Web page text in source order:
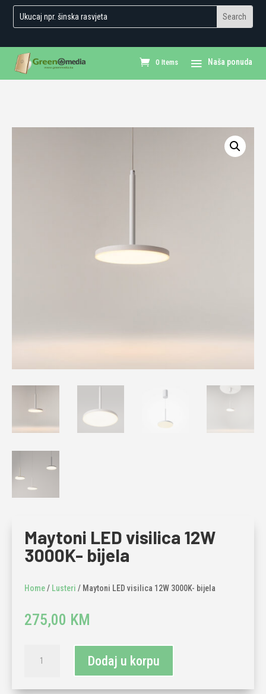
0 Items
Maytoni LED visilica 12W
3000K- bijela
Home/ Lusteri / Maytoni LED visilica 12W 3000K- bijela
275,00 KM
12W
Dodaj u korpu